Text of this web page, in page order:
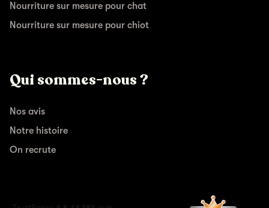
Nourriture sur mesure pour chat
Nourriture sur mesure pour chiot
Qui sommes-nous ?
Nos avis
Notre histoire
On recrute